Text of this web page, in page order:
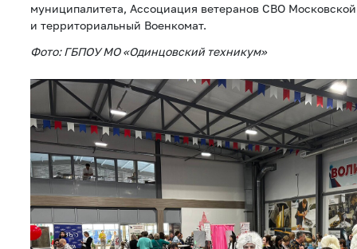
муниципалитета, Ассоциация ветеранов СВО
и территориальный Военкомат.
Фото: ГБПОУ МО «Одинцовский техникум»